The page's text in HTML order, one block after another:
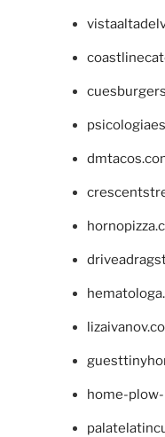
home-